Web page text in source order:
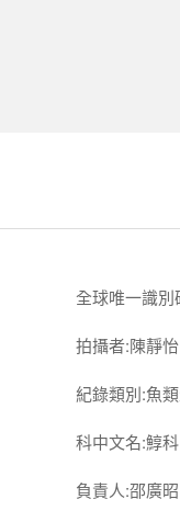
全球唯一識別
拍攝者:陳靜怡
紀錄類別:魚
科中文名:鯙科
負責人:邵廣昭